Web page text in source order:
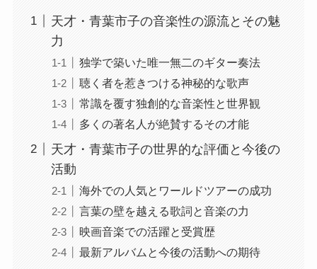
天才・青葉市子の音楽性の源流とその魅
力
独学で築いた唯一無二のギター奏法
聴く者を惹きつける神秘的な歌声
常識を覆す独創的な音楽性と世界観
多くの著名人が絶賛するその才能
天才・青葉市子の世界的な評価と今後の
活動
海外での人気とワールドツアーの成功
言葉の壁を越える歌詞と音楽の力
映画音楽での活躍と受賞歴
最新アルバムと今後の活動への期待